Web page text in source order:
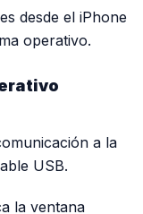
desde el iPhone
operativo.
a la
USB.
la ventana